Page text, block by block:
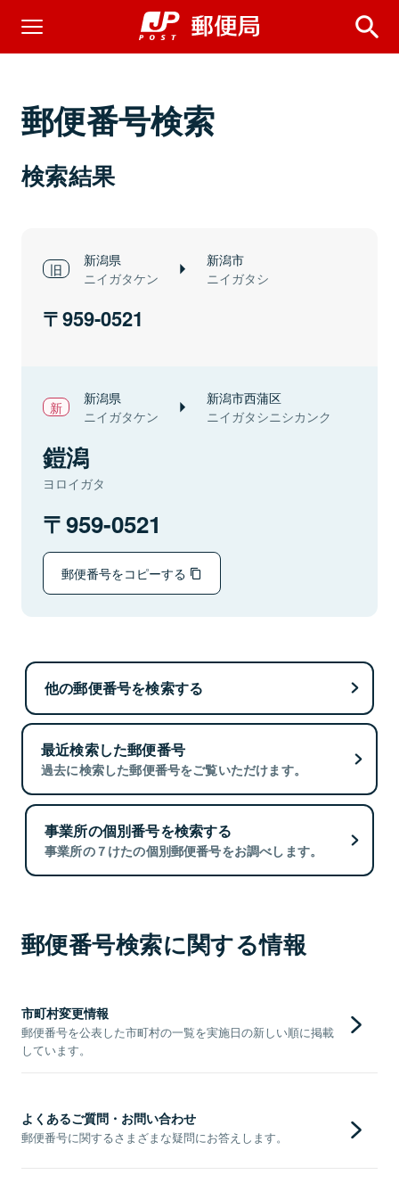
郵便番号検索
検索結果
新潟県
ニイガタケン
新潟市
ニイガタシ
959-0521
新潟県
ニイガタケン
新潟市西蒲区
ニイガタシニシカンク
鎧潟
ヨロイガタ
959-0521
郵便番号をコピーする
他の郵便番号を検索する
最近検索した郵便番号
過去に検索した郵便番号をご覧いただけます。
事業所の個別番号を検索する
事業所の７けたの個別郵便番号をお調べします。
郵便番号検索に関する情報
市町村変更情報
郵便番号を公表した市町村の一覧を実施日の新しい順に掲載
しています。
よくあるご質問・お問い合わせ
郵便番号に関するさまざまな疑問にお答えします。